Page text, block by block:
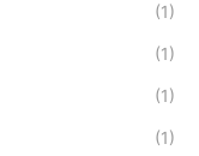
(1)
(1)
(1)
(1)